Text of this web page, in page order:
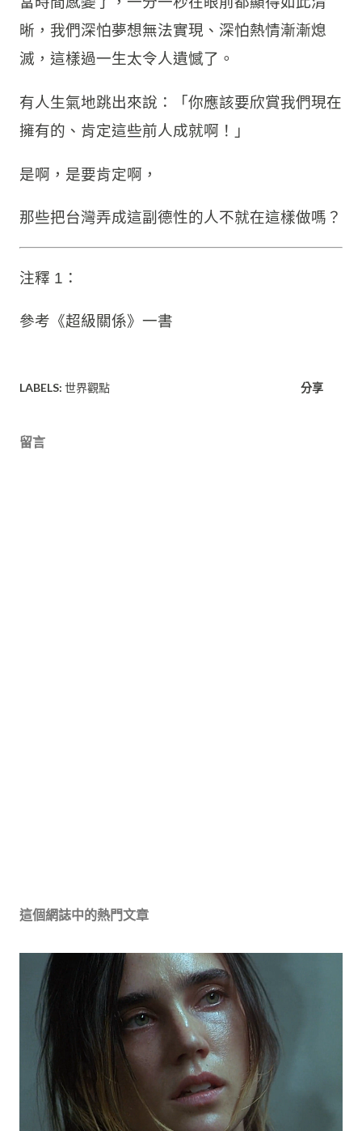
晰，我們深怕夢想無法實現、深怕熱情漸漸熄
滅，這樣過一生太令人遺憾了。
有人生氣地跳出來說：「你應該要欣賞我們現在
擁有的、肯定這些前人成就啊！」
是啊，是要肯定啊，
那些把台灣弄成這副德性的人不就在這樣做嗎？
注釋 1：
參考《超級關係》一書
LABELS: 世界觀點 分享
留言
這個網誌中的熱門文章